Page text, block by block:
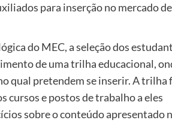
para inserção no mercado de
do MEC, a seleção dos
de uma trilha educacional,
qual pretendem se inserir. A trilha
cursos e postos de trabalho a eles
sobre o conteúdo apresentado